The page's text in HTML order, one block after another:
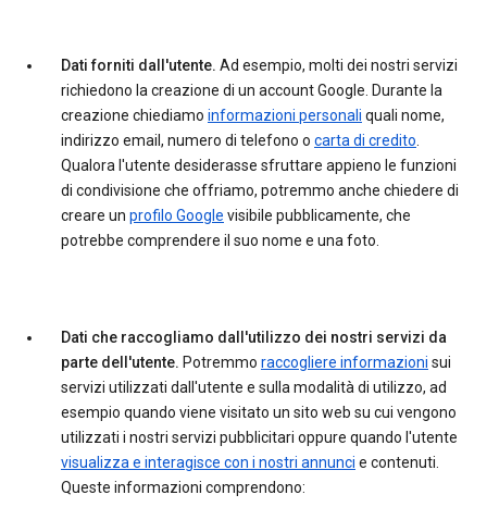
Dati forniti dall'utente. Ad esempio, molti dei nostri servizi
richiedono la creazione di un account Google. Durante la
creazione chiediamo informazioni personali quali nome,
indirizzo email, numero di telefono o carta di credito.
Qualora l'utente desiderasse sfruttare appieno le funzioni
di condivisione che offriamo, potremmo anche chiedere di
creare un profilo Google visibile pubblicamente, che
potrebbe comprendere il suo nome e una foto.
Dati che raccogliamo dall'utilizzo dei nostri servizi da
parte dell'utente. Potremmo raccogliere informazioni sui
servizi utilizzati dall'utente e sulla modalità di utilizzo, ad
esempio quando viene visitato un sito web su cui vengono
utilizzati i nostri servizi pubblicitari oppure quando l'utente
visualizza e interagisce con i nostri annunci e contenuti.
Queste informazioni comprendono: